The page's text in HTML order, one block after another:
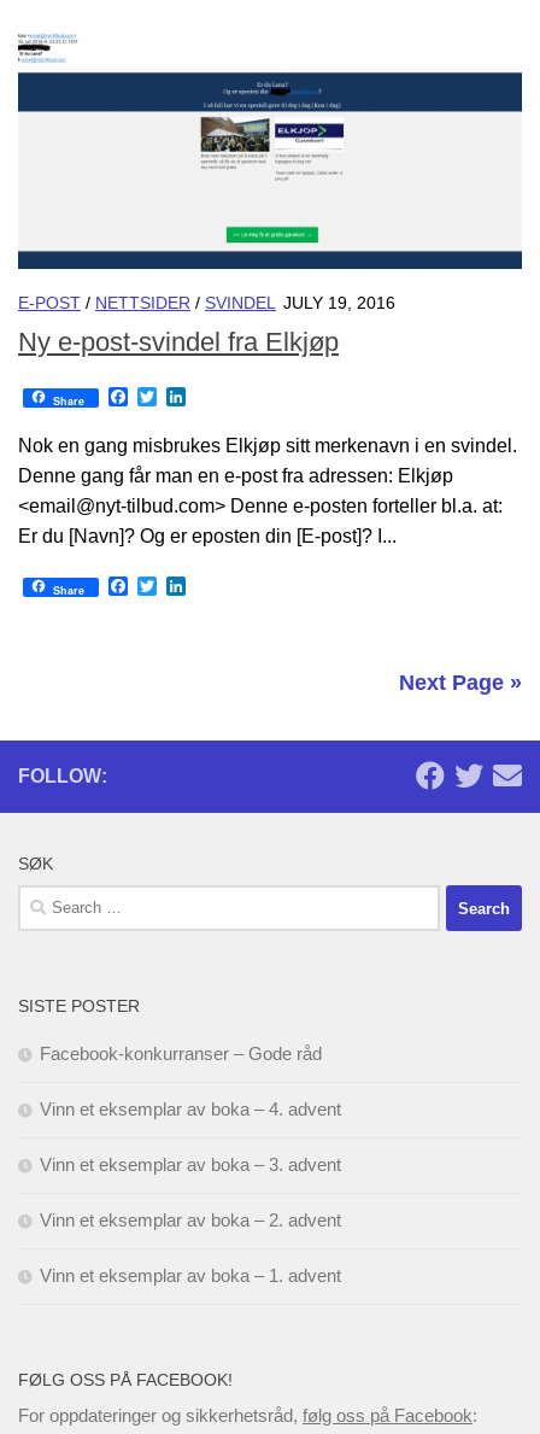
E-POST / NETTSIDER / SVINDEL JULY 19, 2016
Ny e-post-svindel fra Elkjøp
Share Facebook
Twitter
Nok en gang misbrukes Elkjøp sitt merkenavn i en svindel.
Denne gang får man en e-post fra adressen: Elkjøp
<email@nyt-tilbud.com> Denne e-posten forteller bl.a. at:
Er du [Navn]? Og er eposten din [E-post]? I...
Share Facebook
Twitter
Next Page »
FOLLOW:
SØK
Search
for:
SISTE POSTER
Facebook-konkurranser – Gode råd
Vinn et eksemplar av boka – 4. advent
Vinn et eksemplar av boka – 3. advent
Vinn et eksemplar av boka – 2. advent
Vinn et eksemplar av boka – 1. advent
FØLG OSS PÅ FACEBOOK!
For oppdateringer og sikkerhetsråd, følg oss på Facebook: